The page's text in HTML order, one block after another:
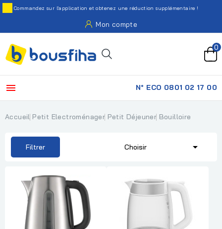
Commandez sur l'application et obtenez une réduction supplémentaire !
Mon compte
0
 N° ECO 0801 02 17 00
Accueil Petit Electroménager Petit Déjeuner Bouilloire
Filtrer Choisir 